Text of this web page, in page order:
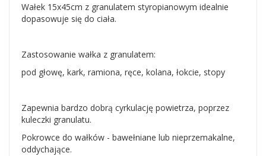
Wałek 15x45cm z granulatem styropianowym idealnie
dopasowuje się do ciała.
Zastosowanie wałka z granulatem:
pod głowę, kark, ramiona, ręce, kolana, łokcie, stopy
Zapewnia bardzo dobrą cyrkulację powietrza, poprzez
kuleczki granulatu.
Pokrowce do wałków - bawełniane lub nieprzemakalne,
oddychające.